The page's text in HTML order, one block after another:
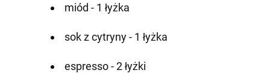
miód - 1 łyżka
sok z cytryny - 1 łyżka
espresso - 2 łyżki